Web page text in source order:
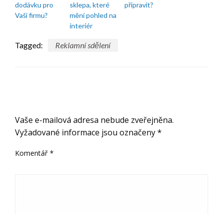
dodávku pro
Vaši firmu?
sklepa, které
mění pohled na
interiér
připravit?
Tagged: Reklamní sdělení
Vaše e-mailová adresa nebude zveřejněna.
Vyžadované informace jsou označeny*
Komentář *